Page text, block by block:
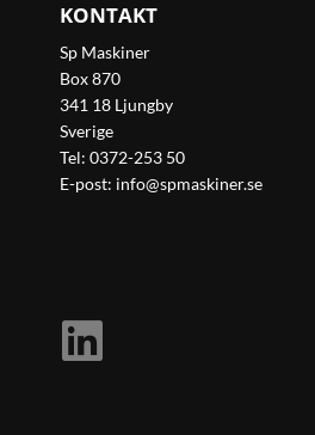
KONTAKT
Sp Maskiner
Box 870
341 18 Ljungby
Sverige
Tel: 0372-253 50
E-post: info@spmaskiner.se